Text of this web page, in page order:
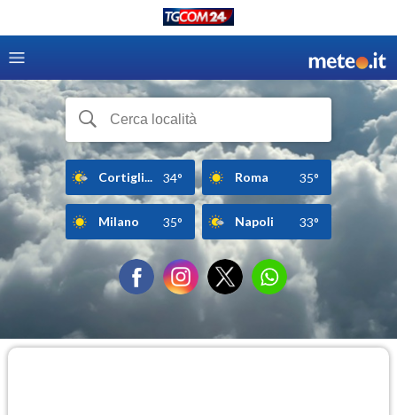
Cortigli... 34° Roma 35°
Milano 35° Napoli 33°